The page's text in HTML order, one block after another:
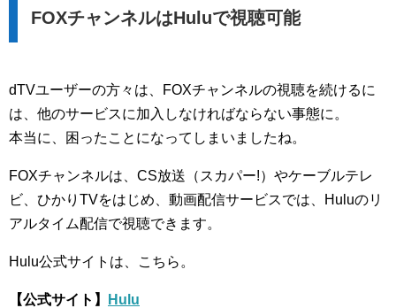
FOXチャンネルはHuluで視聴可能
dTVユーザーの方々は、FOXチャンネルの視聴を続けるに
は、他のサービスに加入しなければならない事態に。
本当に、困ったことになってしまいましたね。
FOXチャンネルは、CS放送（スカパー!）やケーブルテレ
ビ、ひかりTVをはじめ、動画配信サービスでは、Huluのリ
アルタイム配信で視聴できます。
Hulu公式サイトは、こちら。
【公式サイト】 Hulu